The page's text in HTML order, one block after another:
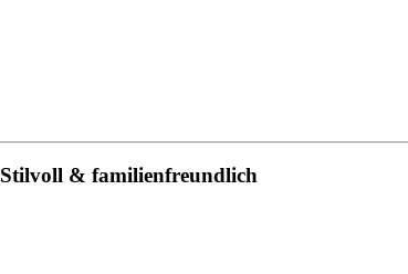
Stilvoll & familienfreundlich